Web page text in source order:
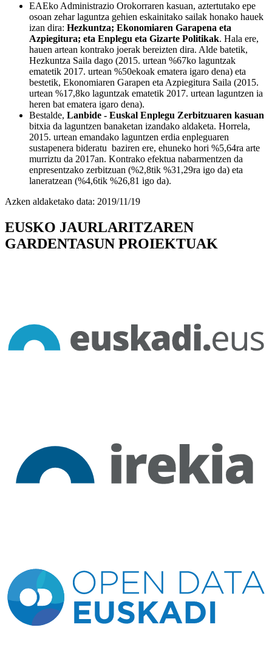
EAEko Administrazio Orokorraren kasuan, aztertutako epe
osoan zehar laguntza gehien eskainitako sailak honako hauek
izan dira: Hezkuntza; Ekonomiaren Garapena eta
Azpiegitura; eta Enplegu eta Gizarte Politikak. Hala ere,
hauen artean kontrako joerak bereizten dira. Alde batetik,
Hezkuntza Saila dago (2015. urtean %67ko laguntzak
ematetik 2017. urtean %50ekoak ematera igaro dena) eta
bestetik, Ekonomiaren Garapen eta Azpiegitura Saila (2015.
urtean %17,8ko laguntzak ematetik 2017. urtean laguntzen ia
heren bat ematera igaro dena).
Bestalde, Lanbide - Euskal Enplegu Zerbitzuaren kasuan
bitxia da laguntzen banaketan izandako aldaketa. Horrela,
2015. urtean emandako laguntzen erdia enpleguaren
sustapenera bideratu baziren ere, ehuneko hori %5,64ra arte
murriztu da 2017an. Kontrako efektua nabarmentzen da
enpresentzako zerbitzuan (%2,8tik %31,29ra igo da) eta
laneratzean (%4,6tik %26,81 igo da).
Azken aldaketako data: 2019/11/19
EUSKO JAURLARITZAREN
GARDENTASUN PROIEKTUAK